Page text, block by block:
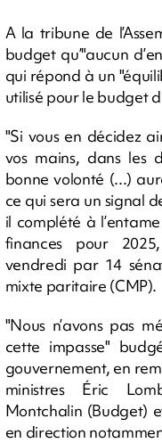
A la tribune de
budget qu’"aucun
qui répond à un
utilisé pour le budget
"Si vous en décidez
vos mains, dans les
bonne volonté (...)
ce qui sera un signal
il complété à
finances pour
vendredi par 14
mixte paritaire (CMP).
"Nous n’avons pas
cette impasse"
gouvernement, en
ministres Éric
Montchalin (Budget)
en direction